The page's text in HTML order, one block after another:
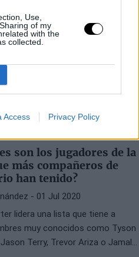
Use,
of my
with the
collected.
Access Privacy Policy
Rubio
ROBERT COVINGTON
NBA: Robert
a los Blazers y Trevor
Rockets
JAMAL CRAWFORD
son los jugadores de la
más compañeros de
han tenido?
- 01 Jul 2020
lidera una lista que tiene a
muy conocidos como Tyson
Jason Terry, Trevor Ariza o Jamal